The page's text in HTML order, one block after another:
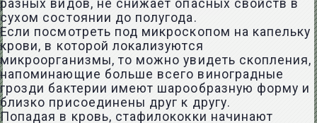
разных видов, не снижает опасных свойств в
сухом состоянии до полугода.
Если посмотреть под микроскопом на капельку
крови, в которой локализуются
микроорганизмы, то можно увидеть скопления,
напоминающие больше всего виноградные
грозди бактерии имеют шарообразную форму и
близко присоединены друг к другу.
Попадая в кровь, стафилококки начинают